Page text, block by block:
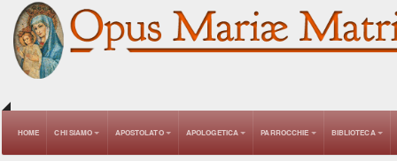
HOME CHI SIAMO APOSTOLATO APOLOGETICA PARROCCHIE BIBLIOTECA